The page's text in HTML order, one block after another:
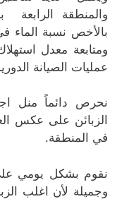
والمنطقة الرابعة
بالأخص نسبة الماء
ومتابعة معدل
عمليات الصيانة
نحرص دائماً منل
الزبائن على عكس
في المنطقة.
نقوم بشكل يومي
وجميلة لأن اغلب